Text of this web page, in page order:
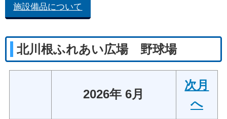
施設備品について
北川根ふれあい広場 野球場
2026年 6月
次月
へ